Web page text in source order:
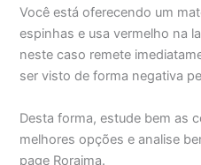
Você está oferecendo um
espinhas e usa vermelho na
neste caso remete
ser visto de forma negativa
Desta forma, estude bem as
melhores opções e analise
page Roraima.